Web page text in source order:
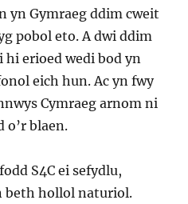
yn Gymraeg ddim cweit
pobol eto. A dwi ddim
hi erioed wedi bod yn
eich hun. Ac yn fwy
Cymraeg arnom ni
o’r blaen.
S4C ei sefydlu,
beth hollol naturiol.